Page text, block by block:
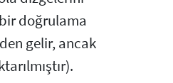
doğrulama
gelir, ancak